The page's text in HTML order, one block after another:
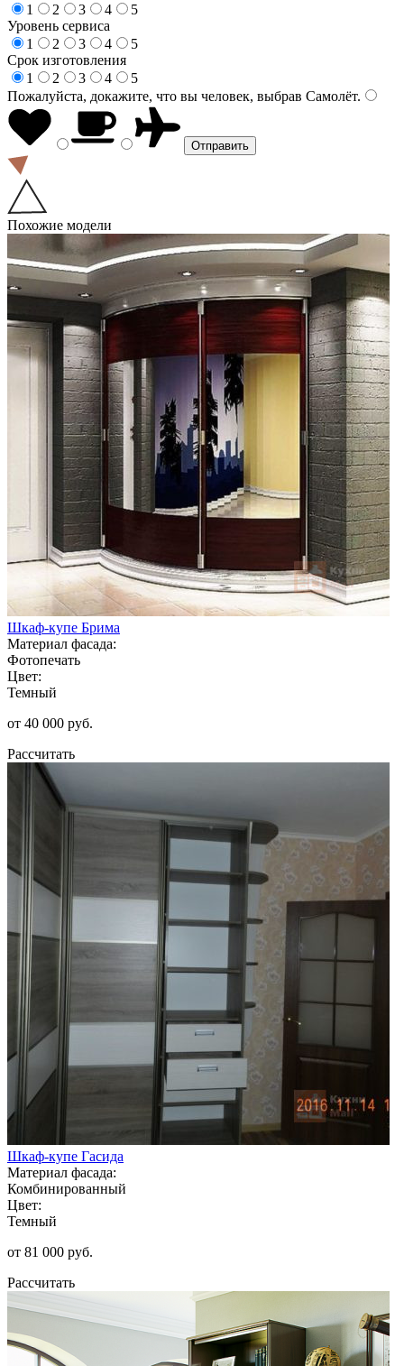
1 2 3 4
5
Уровень сервиса
1
2 3 4
5
Срок изготовления
1
2 3 4
5
Пожалуйста, докажите, что вы человек, выбрав Самолёт.
Похожие модели
Шкаф-купе Брима
Материал фасада:
Фотопечать
Цвет:
Темный
от 40 000 руб.
Рассчитать
Шкаф-купе Гасида
Материал фасада:
Комбинированный
Цвет:
Темный
от 81 000 руб.
Рассчитать